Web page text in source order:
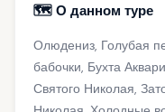
🗺️ О данном туре
Олюдениз, Голубая
бабочки, Бухта
Святого Николая,